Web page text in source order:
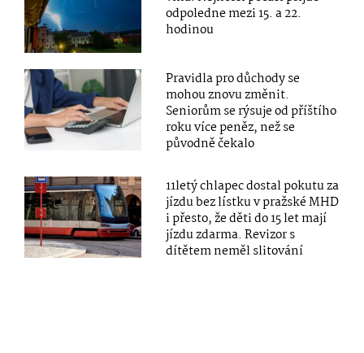
odpoledne mezi 15. a 22.
hodinou
Pravidla pro důchody se
mohou znovu změnit.
Seniorům se rýsuje od příštího
roku více peněz, než se
původně čekalo
11letý chlapec dostal pokutu za
jízdu bez lístku v pražské MHD
i přesto, že děti do 15 let mají
jízdu zdarma. Revizor s
dítětem neměl slitování